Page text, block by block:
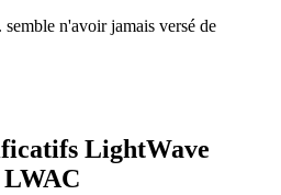
n'avoir jamais versé de
LightWave
LWAC